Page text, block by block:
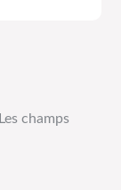
Les champs